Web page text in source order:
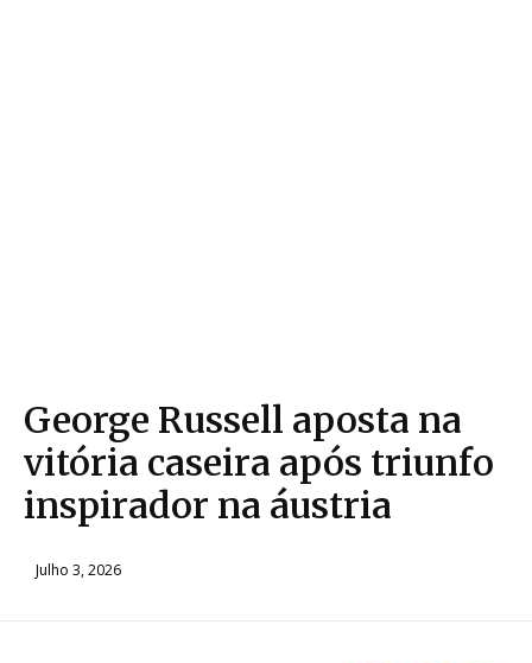
George Russell aposta na
vitória caseira após triunfo
inspirador na áustria
Julho 3, 2026